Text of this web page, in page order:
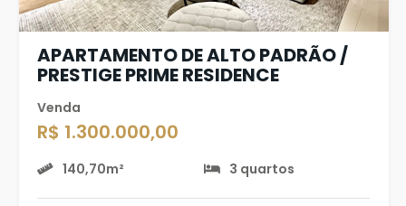
APARTAMENTO DE ALTO PADRÃO /
PRESTIGE PRIME RESIDENCE
Venda
R$ 1.300.000,00
140,70m² 3 quartos